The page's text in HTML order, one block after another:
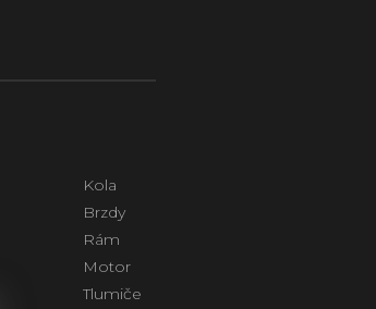
Kola
Brzdy
Rám
Motor
Tlumiče